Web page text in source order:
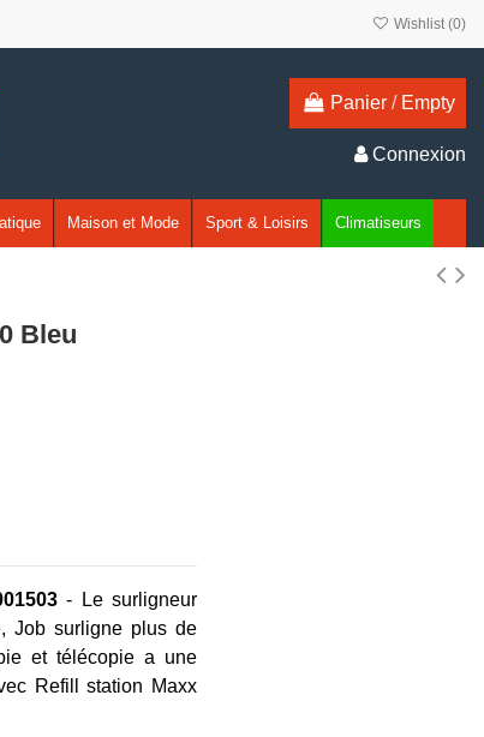
Wishlist (0)
Panier / Empty
Connexion
Maison et Mode Sport & Loisirs Climatiseurs
Bleu
- Le surligneur
Job surligne plus de
et télécopie a une
Refill station Maxx